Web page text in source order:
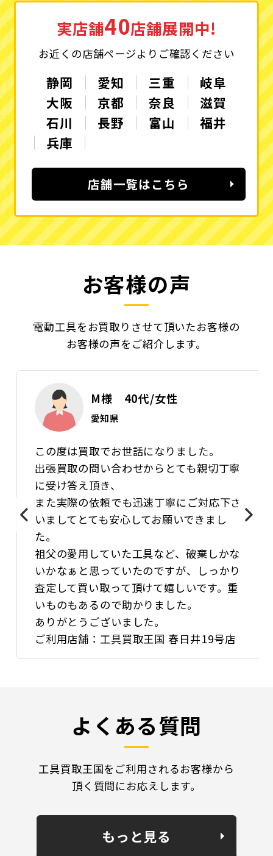
実店舗40店舗展開中!
お近くの店舗ページよりご確認ください
静岡 愛知 三重
岐阜
大阪
京都 奈良
滋賀
石川
長野 富山
福井
兵庫
店舗一覧はこちら
お客様の声
電動工具をお買取りさせて頂いたお客様の
お客様の声をご紹介します。
M様 40代/女性
愛知県
この度は買取でお世話になりました。
出張買取の問い合わせからとても親切丁寧
に受け答え頂き、
また実際の依頼でも迅速丁寧にご対応下さ
いましてとても安心してお願いできまし
た。
祖父の愛用していた工具など、破棄しかな
いかなぁと思っていたのですが、しっかり
査定して買い取って頂けて嬉しいです。重
いものもあるので助かりました。
ありがとうございました。
ご利用店舗：工具買取王国 春日井19号店
よくある質問
工具買取王国をご利用されるお客様から
頂く質問にお応えします。
もっと見る